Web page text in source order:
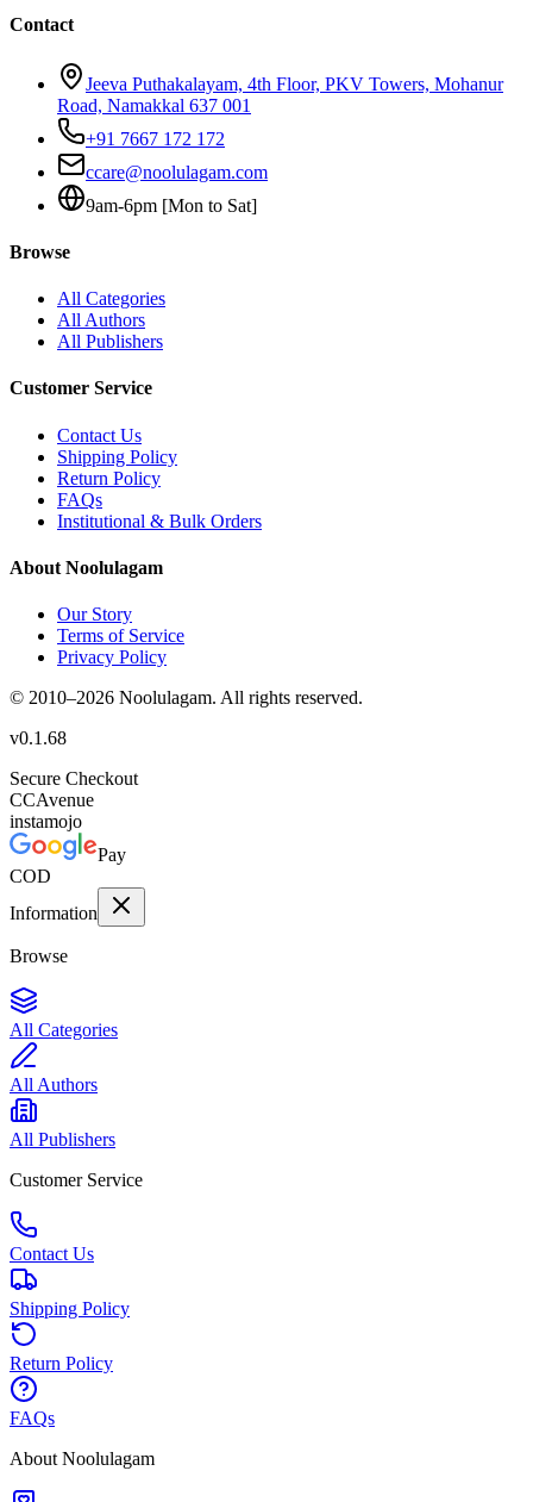
Contact
Jeeva Puthakalayam, 4th Floor, PKV Towers, Mohanur
Road, Namakkal 637 001
+91 7667 172 172
ccare@noolulagam.com
9am-6pm [Mon to Sat]
Browse
All Categories
All Authors
All Publishers
Customer Service
Contact Us
Shipping Policy
Return Policy
FAQs
Institutional & Bulk Orders
About Noolulagam
Our Story
Terms of Service
Privacy Policy
© 2010–2026 Noolulagam. All rights reserved.
v0.1.68
Secure Checkout
CCAvenue
instamojo
Pay
COD
Information
Browse
All Categories
All Authors
All Publishers
Customer Service
Contact Us
Shipping Policy
Return Policy
FAQs
About Noolulagam